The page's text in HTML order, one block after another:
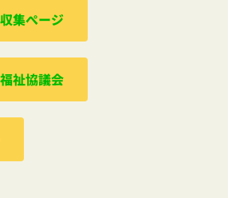
集ぺージ
祉協議会